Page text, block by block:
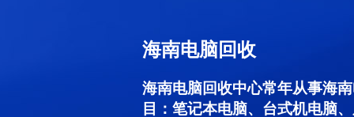
海南电脑回收
海南电脑回收中心常年从事海
目：笔记本电脑、台式机电脑